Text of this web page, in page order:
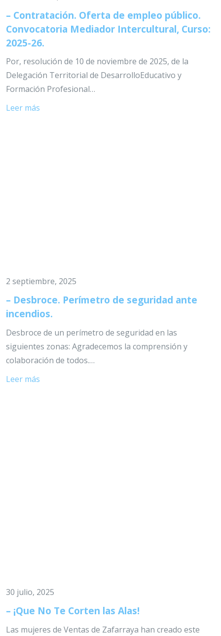
– Contratación. Oferta de empleo público.
Convocatoria Mediador Intercultural, Curso:
2025-26.
Por, resolución de 10 de noviembre de 2025, de la
Delegación Territorial de DesarrolloEducativo y
Formación Profesional…
Leer más
2 septiembre, 2025
– Desbroce. Perímetro de seguridad ante
incendios.
Desbroce de un perímetro de seguridad en las
siguientes zonas: Agradecemos la comprensión y
colaboración de todos.…
Leer más
30 julio, 2025
– ¡Que No Te Corten las Alas!
Las mujeres de Ventas de Zafarraya han creado este